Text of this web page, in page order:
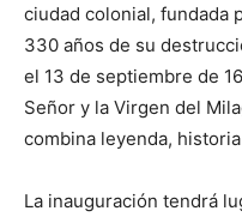
ciudad colonial, fundada
330 años de su
el 13 de septiembre de
Señor y la Virgen del
combina leyenda,
La inauguración tendrá